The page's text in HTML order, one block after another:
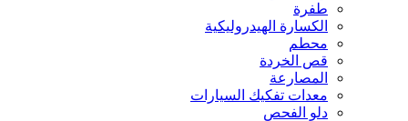
طفرة
الكسارة الهيدروليكية
محطم
قص الخردة
المصارعة
معدات تفكيك السيارات
دلو الفحص